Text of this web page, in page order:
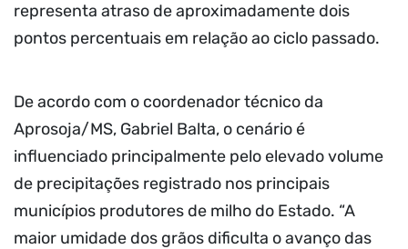
representa atraso de aproximadamente dois
pontos percentuais em relação ao ciclo passado.
De acordo com o coordenador técnico da
Aprosoja/MS, Gabriel Balta, o cenário é
influenciado principalmente pelo elevado volume
de precipitações registrado nos principais
municípios produtores de milho do Estado. “A
maior umidade dos grãos dificulta o avanço das